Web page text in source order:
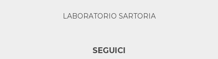
LABORATORIO SARTORIA
SEGUICI